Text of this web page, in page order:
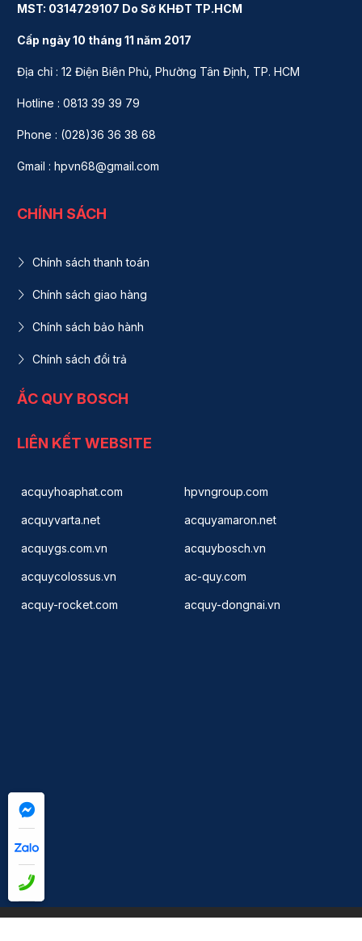
MST: 0314729107 Do Sở KHĐT TP.HCM
Cấp ngày 10 tháng 11 năm 2017
Địa chỉ : 12 Điện Biên Phủ, Phường Tân Định, TP. HCM
Hotline : 0813 39 39 79
Phone : (028)36 36 38 68
Gmail : hpvn68@gmail.com
CHÍNH SÁCH
Chính sách thanh toán
Chính sách giao hàng
Chính sách bảo hành
Chính sách đổi trả
ẮC QUY BOSCH
LIÊN KẾT WEBSITE
acquyhoaphat.com hpvngroup.com
acquyvarta.net acquyamaron.net
acquygs.com.vn acquybosch.vn
acquycolossus.vn ac-quy.com
acquy-rocket.com acquy-dongnai.vn